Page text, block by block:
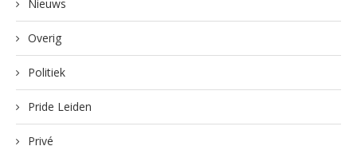
Nieuws
Overig
Politiek
Pride Leiden
Privé